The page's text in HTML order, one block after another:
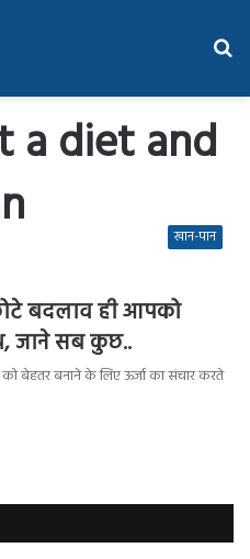
a diet and
खान-पान
बदलाव ही आपको
जाने सब कुछ..
बेहतर बनाने के लिए ऊर्जा का संचार करते